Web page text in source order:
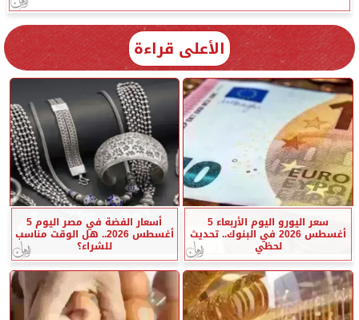
الأعلى قراءة
سعر اليورو اليوم الأربعاء 5
أغسطس 2026 في البنوك.. تحديث
لحظي
أسعار الفضة في مصر اليوم 5
أغسطس 2026.. هل الوقت مناسب
للشراء؟